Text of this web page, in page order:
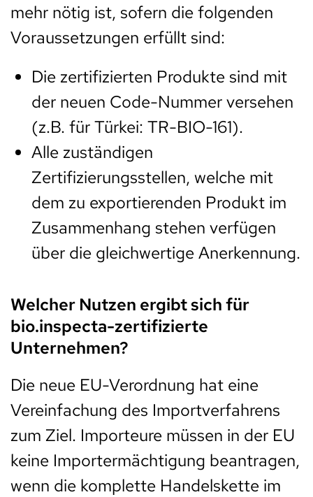
mehr nötig ist, sofern die folgenden
Voraussetzungen erfüllt sind:
Die zertifizierten Produkte sind mit
der neuen Code-Nummer versehen
(z.B. für Türkei: TR-BIO-161).
Alle zuständigen
Zertifizierungsstellen, welche mit
dem zu exportierenden Produkt im
Zusammenhang stehen verfügen
über die gleichwertige Anerkennung.
Welcher Nutzen ergibt sich für
bio.inspecta-zertifizierte
Unternehmen?
Die neue EU-Verordnung hat eine
Vereinfachung des Importverfahrens
zum Ziel. Importeure müssen in der EU
keine Importermächtigung beantragen,
wenn die komplette Handelskette im